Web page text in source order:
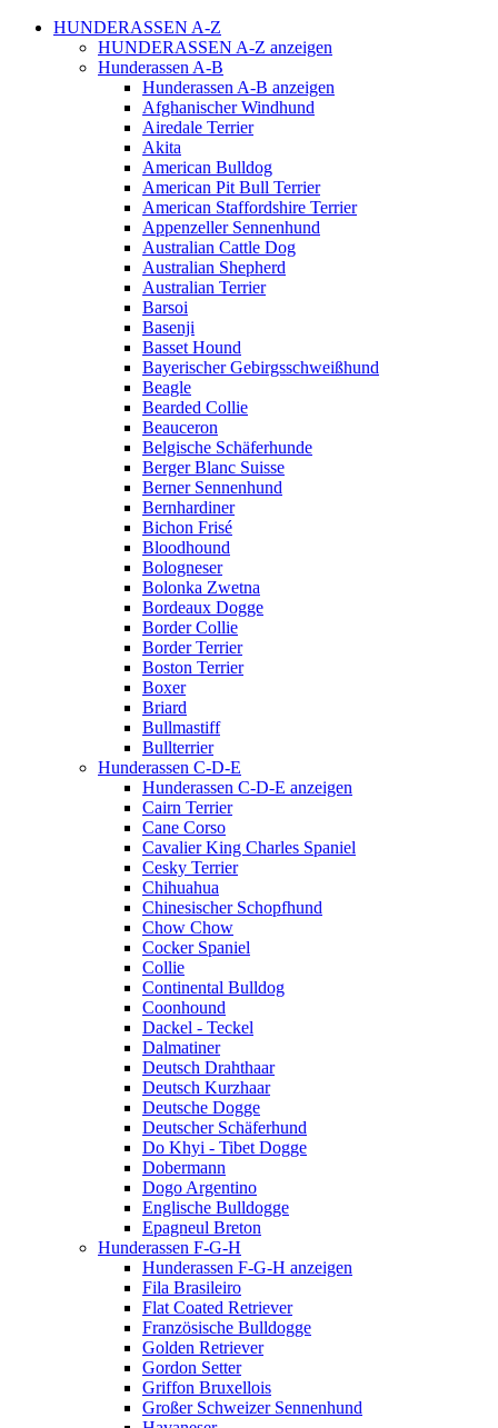
HUNDERASSEN A-Z
HUNDERASSEN A-Z anzeigen
Hunderassen A-B
Hunderassen A-B anzeigen
Afghanischer Windhund
Airedale Terrier
Akita
American Bulldog
American Pit Bull Terrier
American Staffordshire Terrier
Appenzeller Sennenhund
Australian Cattle Dog
Australian Shepherd
Australian Terrier
Barsoi
Basenji
Basset Hound
Bayerischer Gebirgsschweißhund
Beagle
Bearded Collie
Beauceron
Belgische Schäferhunde
Berger Blanc Suisse
Berner Sennenhund
Bernhardiner
Bichon Frisé
Bloodhound
Bologneser
Bolonka Zwetna
Bordeaux Dogge
Border Collie
Border Terrier
Boston Terrier
Boxer
Briard
Bullmastiff
Bullterrier
Hunderassen C-D-E
Hunderassen C-D-E anzeigen
Cairn Terrier
Cane Corso
Cavalier King Charles Spaniel
Cesky Terrier
Chihuahua
Chinesischer Schopfhund
Chow Chow
Cocker Spaniel
Collie
Continental Bulldog
Coonhound
Dackel - Teckel
Dalmatiner
Deutsch Drahthaar
Deutsch Kurzhaar
Deutsche Dogge
Deutscher Schäferhund
Do Khyi - Tibet Dogge
Dobermann
Dogo Argentino
Englische Bulldogge
Epagneul Breton
Hunderassen F-G-H
Hunderassen F-G-H anzeigen
Fila Brasileiro
Flat Coated Retriever
Französische Bulldogge
Golden Retriever
Gordon Setter
Griffon Bruxellois
Großer Schweizer Sennenhund